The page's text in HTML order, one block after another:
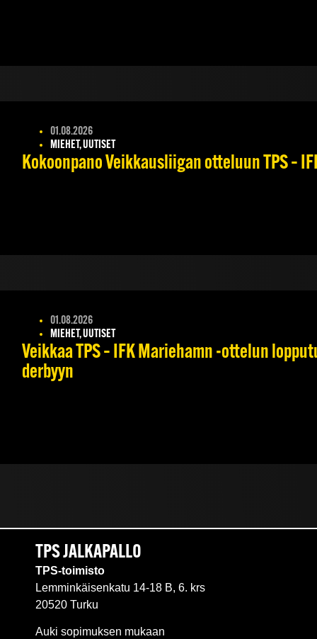
01.08.2026
MIEHET, UUTISET
Kokoonpano Veikkausliigan otteluun TPS –
01.08.2026
MIEHET, UUTISET
Veikkaa TPS – IFK Mariehamn -ottelun
derbyyn
TPS JALKAPALLO
TPS-toimisto
Lemminkäisenkatu 14-18 B, 6. krs
20520 Turku
Auki sopimuksen mukaan